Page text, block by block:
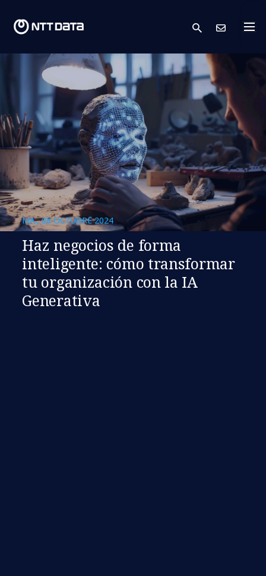
search
MA., 08 OCTUBRE 2024
Haz negocios de forma
inteligente: cómo transformar
tu organización con la IA
Generativa